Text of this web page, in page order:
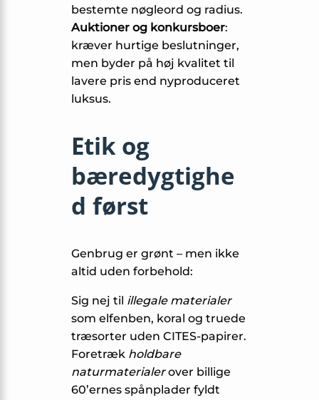
bestemte nøgleord og radius.
Auktioner og konkursboer:
kræver hurtige beslutninger,
men byder på høj kvalitet til
lavere pris end nyproduceret
luksus.
Etik og
bæredygtighe
d først
Genbrug er grønt – men ikke
altid uden forbehold:
Sig nej til illegale materialer
som elfenben, koral og truede
træsorter uden CITES-papirer.
Foretræk holdbare
naturmaterialerover billige
60’ernes spånplader fyldt